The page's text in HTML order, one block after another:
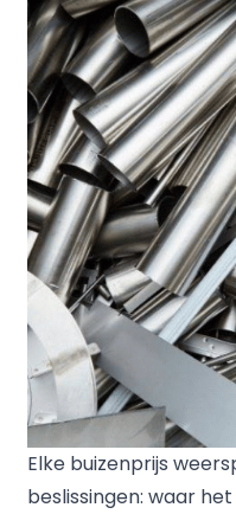
Elke buizenprijs
beslissingen: waar